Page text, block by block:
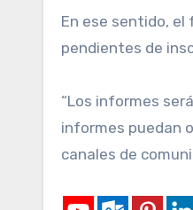
En ese sentido, el
pendientes de
“Los informes
informes puedan
canales de